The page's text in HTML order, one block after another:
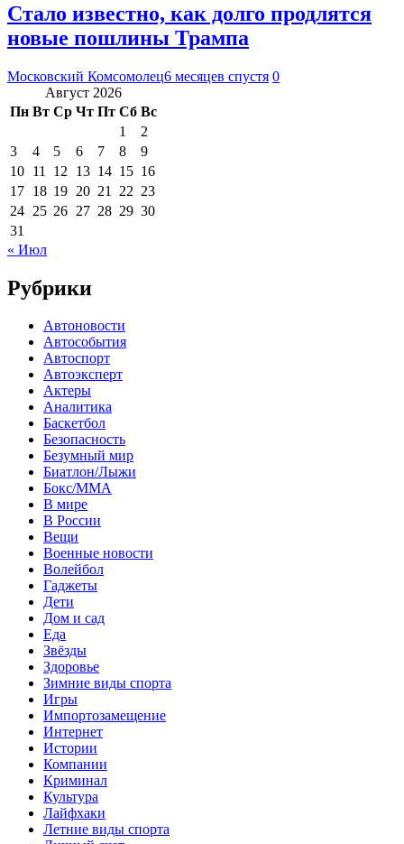
Стало известно, как долго продлятся
новые пошлины Трампа
Московский Комсомолец6 месяцев спустя 0
Август 2026
Пн Вт Ср Чт Пт Сб Вс
1
2
3
4 5 6 7 8
9
10 11 12 13 14 15 16
17 18 19 20 21 22 23
24 25 26 27 28 29 30
31
« Июл
Рубрики
Автоновости
Автособытия
Автоспорт
Автоэксперт
Актеры
Аналитика
Баскетбол
Безопасность
Безумный мир
Биатлон/Лыжи
Бокс/MMA
В мире
В России
Вещи
Военные новости
Волейбол
Гаджеты
Дети
Дом и сад
Еда
Звёзды
Здоровье
Зимние виды спорта
Игры
Импортозамещение
Интернет
Истории
Компании
Криминал
Культура
Лайфхаки
Летние виды спорта